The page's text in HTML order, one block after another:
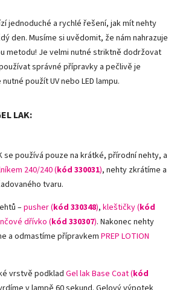
jednoduché a rychlé řešení, jak mít nehty
den. Musíme si uvědomit, že nám nahrazuje
metodu! Je velmi nutné striktně dodržovat
správné přípravky a pečlivě je
použít UV nebo LED lampu.
LAK:
se používá pouze na krátké, přírodní nehty, a
240/240 (kód 330031), nehty zkrátíme a
tvaru.
–pusher (kód 330348), kleštičky (kód
dřívko (kód 330307). Nakonec nehty
a odmastíme přípravkem PREP LOTION
vrstvě podkladGel lak Base Coat (kód